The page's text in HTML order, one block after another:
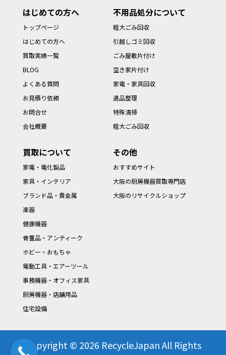
はじめての方へ
トップページ
はじめての方へ
買取実績一覧
BLOG
よくある質問
お見積り依頼
お問合せ
会社概要
不用品処分について
粗大ごみ回収
引越しゴミ回収
ごみ屋敷片付け
空き家片付け
家電・家具回収
遺品整理
特殊清掃
粗大ごみ回収
買取について
家電・電化製品
家具・インテリア
ブランド品・貴金属
楽器
健康機器
骨董品・アンティーク
ホビー・おもちゃ
電動工具・エアーツール
事務機器・オフィス家具
厨房機器・店舗用品
住宅設備
その他
おすすめサイト
大阪の厨房機器買取専門店
大阪のリサイクルショップ
Copyright © 2026 RecycleJapan All Rights